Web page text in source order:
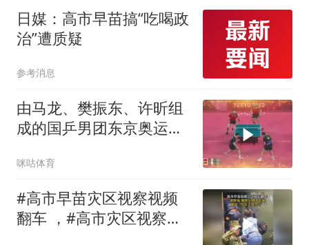
日媒：高市早苗搞“吃喝政
治”遭质疑
参考消息
由马龙、樊振东、许昕组
成的国乒男团东京奥运会
的成就
咪咕体育
#高市早苗灾区视察视频
翻车 ，#高市灾区视察视